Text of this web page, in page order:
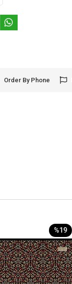
Order By Phone
%19